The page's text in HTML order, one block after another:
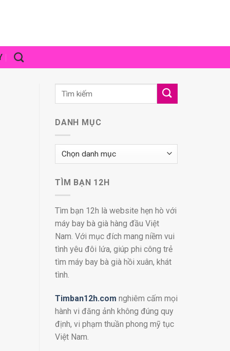
DANH MỤC
Danh
mục
TÌM BẠN 12H
Tìm bạn 12h là website hẹn hò với
máy bay bà già hàng đầu Việt
Nam. Với mục đích mang niềm vui
tình yêu đôi lứa, giúp phi công trẻ
tìm máy bay bà già hồi xuân, khát
tình.
Timban12h.com nghiêm cấm mọi
hành vi đăng ảnh không đúng quy
định, vi phạm thuần phong mỹ tục
Việt Nam.